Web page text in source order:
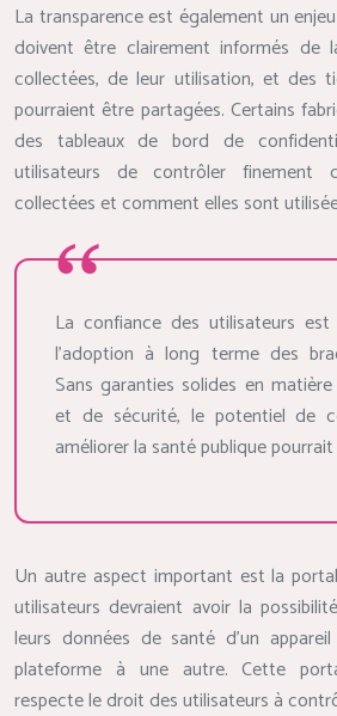
La transparence est également un
doivent être clairement informés de
collectées, de leur utilisation, et des
pourraient être partagées. Certains
des tableaux de bord de
utilisateurs de contrôler finement
collectées et comment elles sont
La confiance des utilisateurs
l’adoption à long terme des
Sans garanties solides en
et de sécurité, le potentiel de
améliorer la santé publique
Un autre aspect important est la
utilisateurs devraient avoir la
leurs données de santé d’un
plateforme à une autre. Cette
respecte le droit des utilisateurs à